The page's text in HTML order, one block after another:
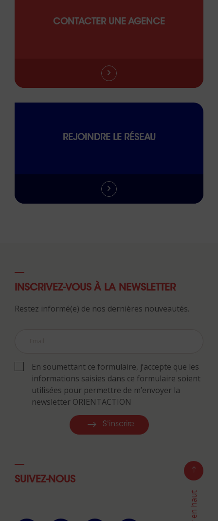
CONTACTER UNE AGENCE
REJOINDRE LE RÉSEAU
INSCRIVEZ-VOUS À LA NEWSLETTER
Restez informé(e) de nos dernières nouveautés.
En soumettant ce formulaire, j’accepte que les
informations saisies dans ce formulaire soient
utilisées pour permettre de m’envoyer la
newsletter ORIENTACTION
S'inscrire
SUIVEZ-NOUS